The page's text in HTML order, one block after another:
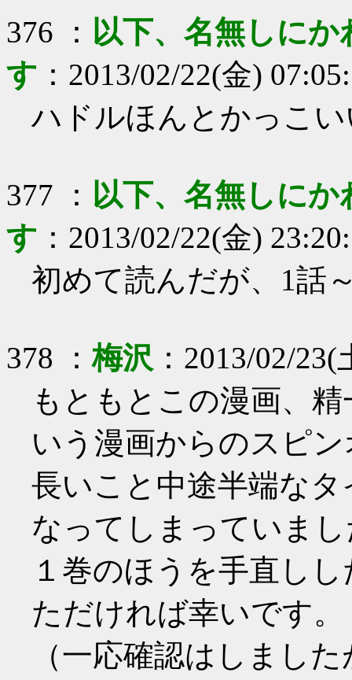
376 ： 以下、名無しに
す ： 2013/02/22(金)
ハドルほんとかっこ
377 ： 以下、名無しに
す ： 2013/02/22(金)
初めて読んだが、1話
378 ：梅沢 ： 2013/02/23(
もともとこの漫画、
いう漫画からのスピ
長いこと中途半端な
なってしまっていま
１巻のほうを手直し
ただければ幸いです。
（一応確認はしまし